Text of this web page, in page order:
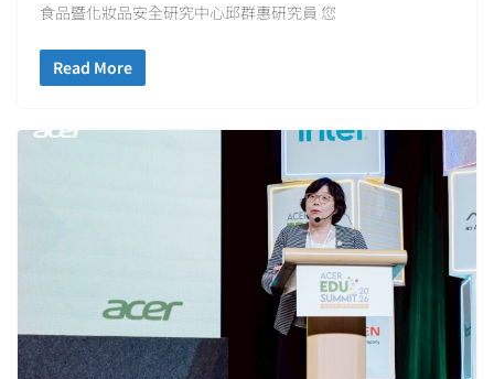
食品暨化妝品安全研究中心邱群惠研究員 您
Read More